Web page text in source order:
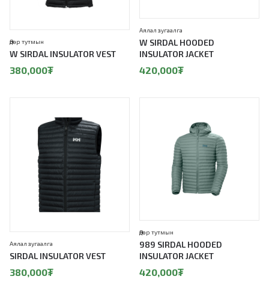
W SIRDAL INSULATOR VEST
Өдөр тутмын
380,000₮
W SIRDAL HOODED
INSULATOR JACKET
Аялал зугаалга
420,000₮
SIRDAL INSULATOR VEST
Аялал зугаалга
380,000₮
989 SIRDAL HOODED
INSULATOR JACKET
Өдөр тутмын
420,000₮